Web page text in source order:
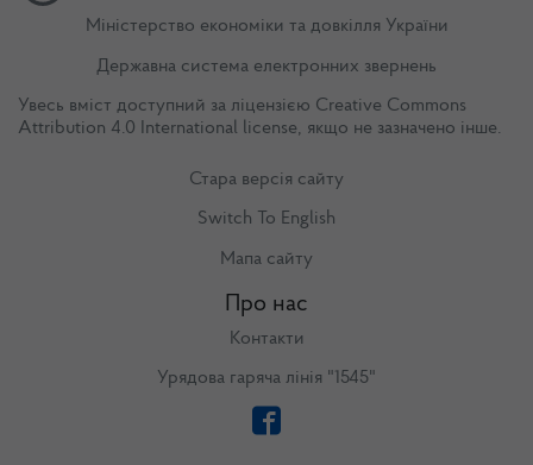
Міністерство економіки та довкілля України
Державна система електронних звернень
Увесь вміст доступний за ліцензією Creative Commons
Attribution 4.0 International license, якщо не зазначено інше.
Стара версія сайту
Switch To English
Мапа сайту
Про нас
Контакти
Урядова гаряча лінія "1545"